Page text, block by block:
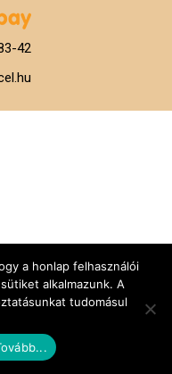
42
a honlap felhasználói
alkalmazunk. A
tudomásul